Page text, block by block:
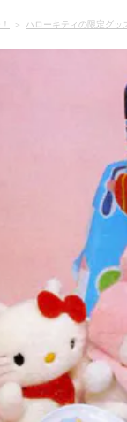
ハローキティの限定グッ